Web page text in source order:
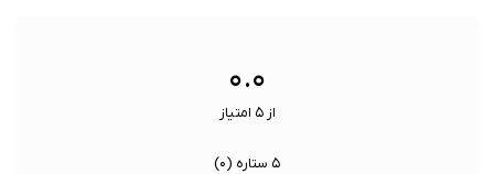
۰.۰
از ۵ امتیاز
۵ ستاره ( ۰)